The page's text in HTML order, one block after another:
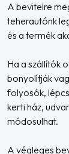
A bevitelre
teherautónk
és a termék
Ha a szállítók
bonyolítják
folyosók,
kerti ház,
módosulhat.
A végleges